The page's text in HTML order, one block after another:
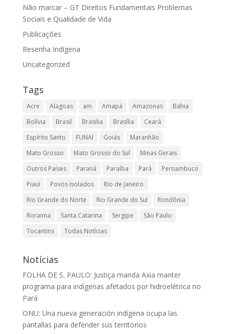
Não marcar – GT Direitos Fundamentais Problemas
Sociais e Qualidade de Vida
Publicações
Resenha Indígena
Uncategorized
Tags
Acre Alagoas am Amapá Amazonas
Bahia
Bolívia
Brasil Brasilia Brasília
Ceará
Espírito Santo
FUNAI Goiás
Maranhão
Mato Grosso
Mato Grosso do Sul
Minas Gerais
Outros Países
Paraná Paraíba Pará
Pernambuco
Piauí
Povos Isolados
Rio de Janeiro
Rio Grande do Norte
Rio Grande do Sul
Rondônia
Roraima
Santa Catarina Sergipe
São Paulo
Tocantins
Todas Notícias
Notícias
FOLHA DE S. PAULO: Justiça manda Axia manter
programa para indígenas afetados por hidroelétrica no
Pará
ONU: Una nueva generación indígena ocupa las
pantallas para defender sus territorios